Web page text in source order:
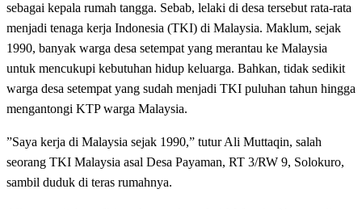
sebagai kepala rumah tangga. Sebab, lelaki di desa tersebut rata-rata
menjadi tenaga kerja Indonesia (TKI) di Malaysia. Maklum, sejak
1990, banyak warga desa setempat yang merantau ke Malaysia
untuk mencukupi kebutuhan hidup keluarga. Bahkan, tidak sedikit
warga desa setempat yang sudah menjadi TKI puluhan tahun hingga
mengantongi KTP warga Malaysia.
”Saya kerja di Malaysia sejak 1990,” tutur Ali Muttaqin, salah
seorang TKI Malaysia asal Desa Payaman, RT 3/RW 9, Solokuro,
sambil duduk di teras rumahnya.